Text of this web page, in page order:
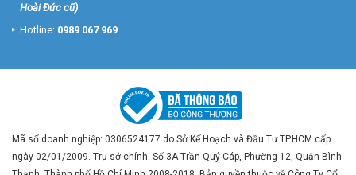
Hoài Đức cũ)
Hotline: 0989 067 969
Mã số doanh nghiệp: 0306524177 do Sở Kế Hoạch và Đầu Tư TP.HCM cấp
ngày 02/01/2009. Trụ sở chính: Số 3A Trần Quý Cáp, Phường 12, Quận Bình